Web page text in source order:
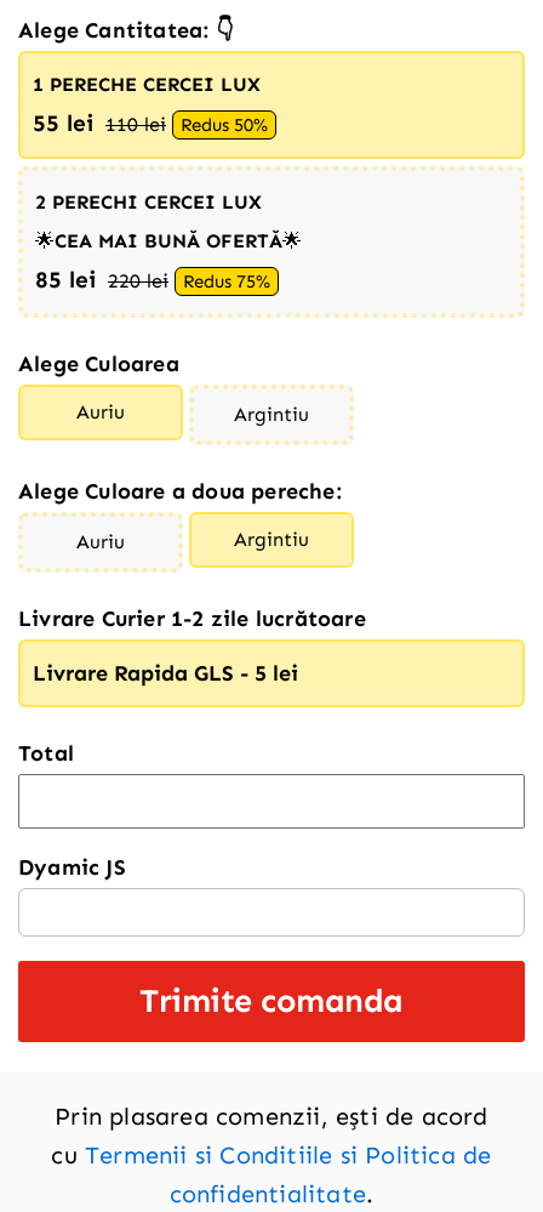
Alege Cantitatea: 👇
1 PERECHE CERCEI LUX
55 lei 110 lei Redus 50%
2 PERECHI CERCEI LUX
🌟CEA MAI BUNĂ OFERTĂ🌟
85 lei 220 lei Redus 75%
Alege Culoarea
Auriu Argintiu
Alege Culoare a doua pereche:
Auriu Argintiu
Livrare Curier 1-2 zile lucrătoare
Livrare Rapida GLS - 5 lei
Total
Dyamic JS
Trimite comanda
Prin plasarea comenzii, ești de acord
cuTermenii si Conditiile si Politica de
confidentialitate.